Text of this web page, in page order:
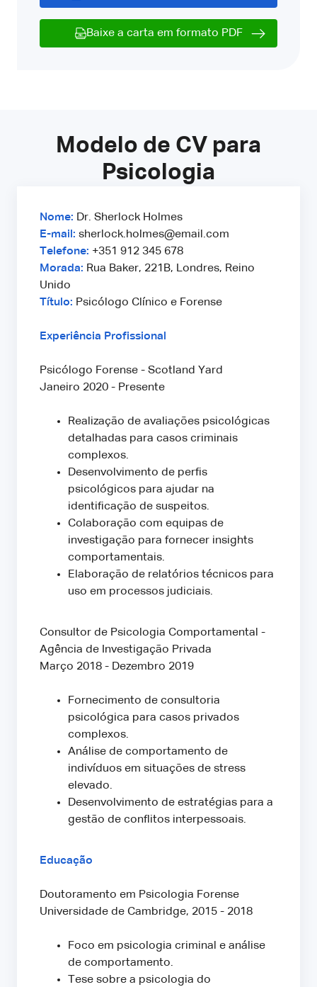
Baixe a carta em formato PDF
Modelo de CV para
Psicologia
Nome: Dr. Sherlock Holmes
E-mail: sherlock.holmes@email.com
Telefone: +351 912 345 678
Morada: Rua Baker, 221B, Londres, Reino
Unido
Título: Psicólogo Clínico e Forense
Experiência Profissional
Psicólogo Forense - Scotland Yard
Janeiro 2020 - Presente
Realização de avaliações psicológicas
detalhadas para casos criminais
complexos.
Desenvolvimento de perfis
psicológicos para ajudar na
identificação de suspeitos.
Colaboração com equipas de
investigação para fornecer insights
comportamentais.
Elaboração de relatórios técnicos para
uso em processos judiciais.
Consultor de Psicologia Comportamental -
Agência de Investigação Privada
Março 2018 - Dezembro 2019
Fornecimento de consultoria
psicológica para casos privados
complexos.
Análise de comportamento de
indivíduos em situações de stress
elevado.
Desenvolvimento de estratégias para a
gestão de conflitos interpessoais.
Educação
Doutoramento em Psicologia Forense
Universidade de Cambridge, 2015 - 2018
Foco em psicologia criminal e análise
de comportamento.
Tese sobre a psicologia do